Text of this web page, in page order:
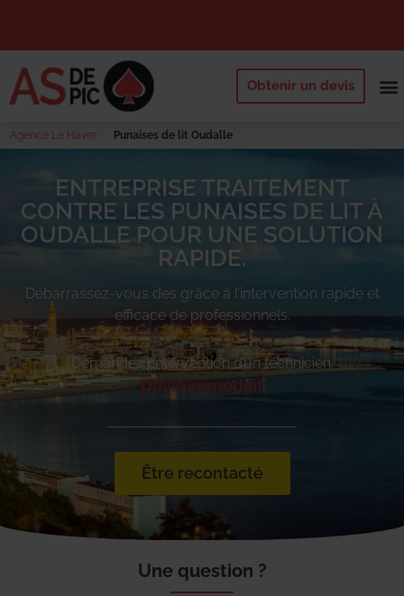
Obtenir un devis
Agence Le Havre Punaises de lit Oudalle
ENTREPRISE TRAITEMENT
CONTRE LES PUNAISES DE LIT À
OUDALLE POUR UNE SOLUTION
RAPIDE.
Débarrassez-vous des grâce à l’intervention rapide et
efficace de professionnels.
Demandez l’intervention d’un technicien.
Devis immédiat
Être recontacté
Une question ?